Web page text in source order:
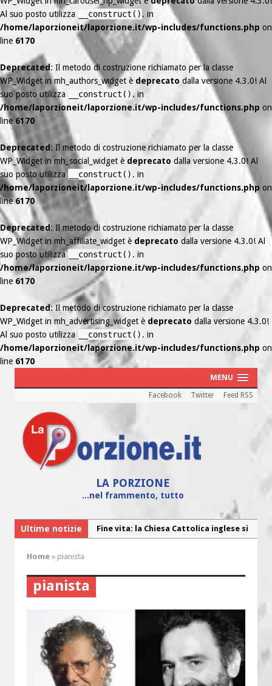
Al suo posto utilizza
__construct() . in
/home/laporzioneit/laporzione.it/wp-includes/functions.php on
line 6170
Deprecated : Il metodo di costruzione richiamato per la classe
WP_Widget in mh_authors_widget è deprecato dalla versione 4.3.0! Al
suo posto utilizza
__construct() . in
/home/laporzioneit/laporzione.it/wp-includes/functions.php on
line6170
Deprecated : Il metodo di costruzione richiamato per la classe
WP_Widget in mh_social_widget è deprecato dalla versione 4.3.0! Al
suo posto utilizza
__construct() . in
/home/laporzioneit/laporzione.it/wp-includes/functions.php on
line6170
Deprecated: Il metodo di costruzione richiamato per la classe
WP_Widget in mh_affiliate_widget è deprecato dalla versione 4.3.0! Al
suo posto utilizza __construct() . in
/home/laporzioneit/laporzione.it/wp-includes/functions.php on
line 6170
Deprecated: Il metodo di costruzione richiamato per la classe
WP_Widget in mh_advertising_widget è deprecato dalla versione 4.3.0!
Al suo posto utilizza
__construct() . in
/home/laporzioneit/laporzione.it/wp-includes/functions.php on
line 6170
MENU
Facebook Twitter Feed RSS
LA PORZIONE
...nel frammento, tutto
Ultime notizie
Fine vita: la Chiesa Cattolica inglese si
Montesilvano: “Tanta la devozione”
“Chiediamogli di legarci al bene”
“Chiediamo al Signore di capire ciò che
è buono, giusto e santo per la nostra
vita”
Colletta pro Venezuela: aderisce
Home » pianista
pianista